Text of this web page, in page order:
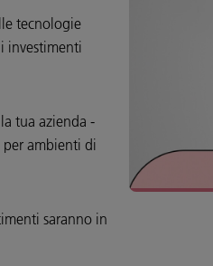
tecnologie
investimenti
tua azienda -
per ambienti di
saranno in